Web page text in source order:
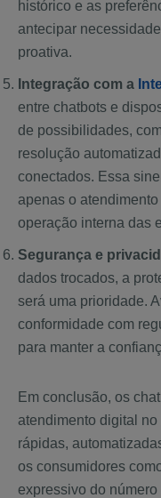
histórico e as
antecipar
proativa.
Integração com a
entre chatbots e
de possibilidades,
resolução
conectados. Essa
apenas o
operação interna das
Segurança e
dados trocados, a
será uma prioridade.
conformidade com
para manter a
Em conclusão, os
atendimento digital
rápidas,
os consumidores
expressivo do